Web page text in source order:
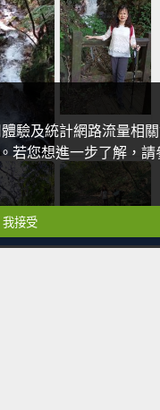
分享
驗及統計網路流量相
若您想進一步了解，
我接受